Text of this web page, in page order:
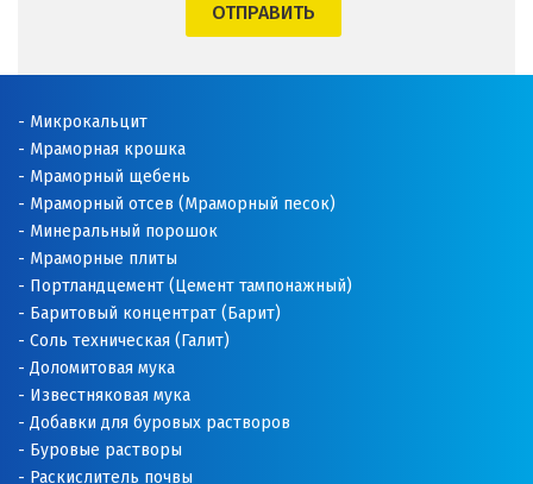
ОТПРАВИТЬ
Микрокальцит
Мраморная крошка
Мраморный щебень
Мраморный отсев (Мраморный песок)
Минеральный порошок
Мраморные плиты
Портландцемент (Цемент тампонажный)
Баритовый концентрат (Барит)
Соль техническая (Галит)
Доломитовая мука
Известняковая мука
Добавки для буровых растворов
Буровые растворы
Раскислитель почвы